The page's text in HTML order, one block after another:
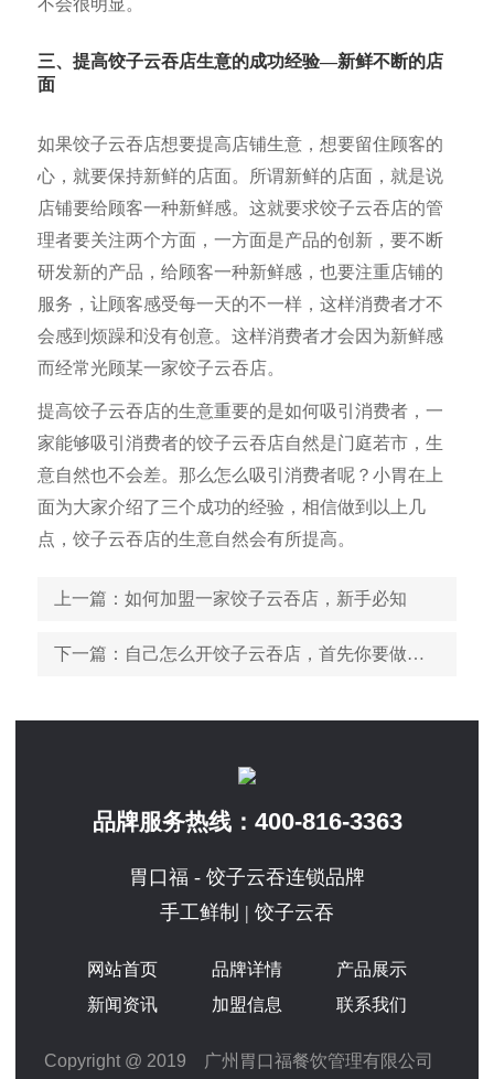
不会很明显。
三、提高饺子云吞店生意的成功经验—新鲜不断的店
面
如果饺子云吞店想要提高店铺生意，想要留住顾客的
心，就要保持新鲜的店面。所谓新鲜的店面，就是说
店铺要给顾客一种新鲜感。这就要求饺子云吞店的管
理者要关注两个方面，一方面是产品的创新，要不断
研发新的产品，给顾客一种新鲜感，也要注重店铺的
服务，让顾客感受每一天的不一样，这样消费者才不
会感到烦躁和没有创意。这样消费者才会因为新鲜感
而经常光顾某一家饺子云吞店。
提高饺子云吞店的生意重要的是如何吸引消费者，一
家能够吸引消费者的饺子云吞店自然是门庭若市，生
意自然也不会差。那么怎么吸引消费者呢？小胃在上
面为大家介绍了三个成功的经验，相信做到以上几
点，饺子云吞店的生意自然会有所提高。
上一篇 ：如何加盟一家饺子云吞店，新手必知
下一篇 ：自己怎么开饺子云吞店，首先你要做好这些
品牌服务热线： 400-816-3363
胃口福 - 饺子云吞连锁品牌
手工鲜制 | 饺子云吞
网站首页 品牌详情
产品展示
新闻资讯
加盟信息 联系我们
Copyright @ 2019 广州胃口福餐饮管理有限公司